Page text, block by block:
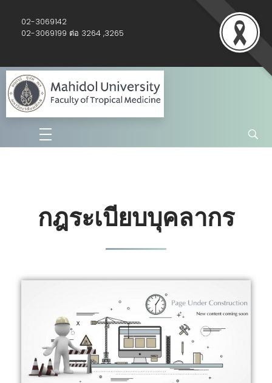
02-3069142
02-3069199 ต่อ 3264 ,3265
กฎระเบียบบุคลากร